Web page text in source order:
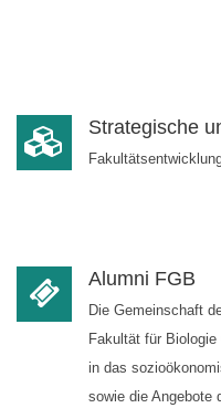
Strategische
Alumni FGB
Die Gemeinschaft
Fakultät für
in das
sowie die Angebote